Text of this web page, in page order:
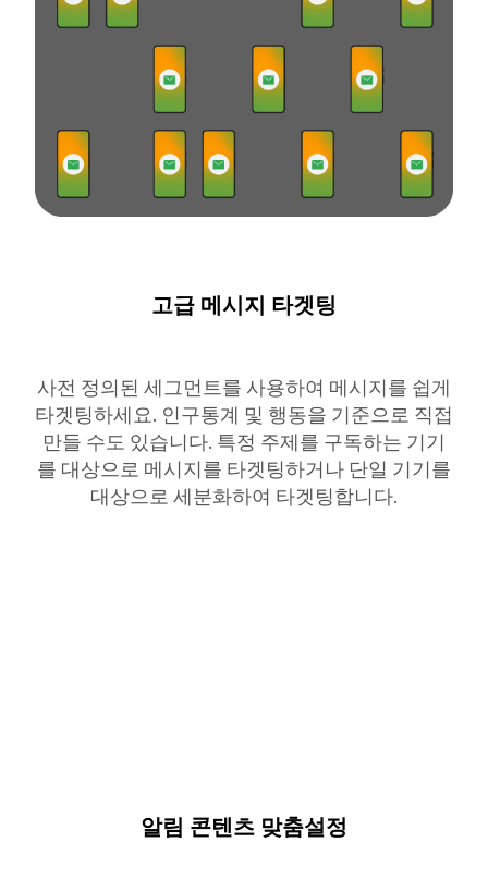
고급 메시지 타겟팅
사전 정의된 세그먼트를 사용하여 메시지를 쉽게
타겟팅하세요. 인구통계 및 행동을 기준으로 직접
만들 수도 있습니다. 특정 주제를 구독하는 기기
를 대상으로 메시지를 타겟팅하거나 단일 기기를
대상으로 세분화하여 타겟팅합니다.
알림 콘텐츠 맞춤설정